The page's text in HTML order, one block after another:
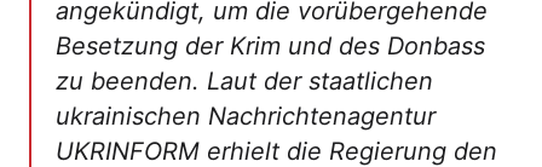
angekündigt, um die vorübergehende
Besetzung der Krim und des Donbass
zu beenden. Laut der staatlichen
ukrainischen Nachrichtenagentur
UKRINFORM erhielt die Regierung den